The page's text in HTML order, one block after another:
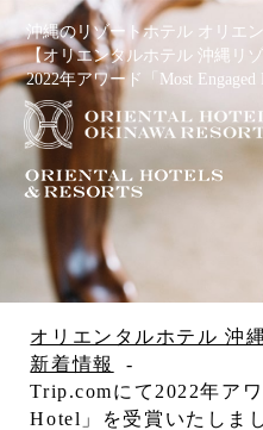
沖縄のリゾートホテル オリエ
【オリエンタルホテル 沖縄リ
2022年アワード「Most
宿泊
宿泊予約
航
Check in - check out
オリエンタルホテル 沖
新着情報
Trip.comにて2022年ア
Hotel」を受賞いたしま